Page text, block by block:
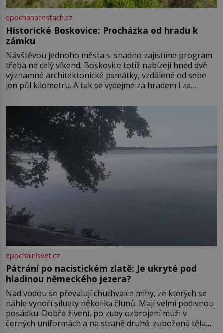
epochanacestach.cz
Historické Boskovice: Procházka od hradu k
zámku
Návštěvou jednoho města si snadno zajistíme program
třeba na celý víkend. Boskovice totiž nabízejí hned dvě
významné architektonické památky, vzdálené od sebe
jen půl kilometru. A tak se vydejme za hradem i za
Boskovice na okraji Drahanské vrchoviny vznikla někdy
ve13. století, a už v roce 1313 kronikáři zaznamenali
epochalnisvet.cz
Pátrání po nacistickém zlatě: Je ukryté pod
hladinou německého jezera?
Nad vodou se převalují chuchvalce mlhy, ze kterých se
náhle vynoří siluety několika člunů. Mají velmi podivnou
posádku. Dobře živení, po zuby ozbrojení muži v
černých uniformách a na straně druhé: zubožená těla